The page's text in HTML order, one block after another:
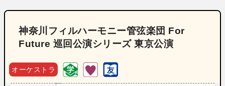
神奈川フィルハーモニー管弦楽団 For
Future 巡回公演シリーズ 東京公演
オーケストラ